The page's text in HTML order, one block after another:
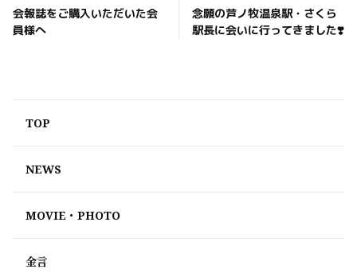
会報誌をご購入いただいた会
員様へ
念願の芦ノ牧温泉駅・さくら
駅長に会いに行ってきました❣️
TOP
NEWS
MOVIE・PHOTO
金言